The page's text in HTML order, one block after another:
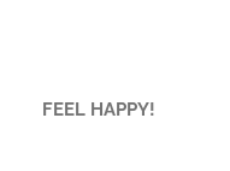
HAPPY!